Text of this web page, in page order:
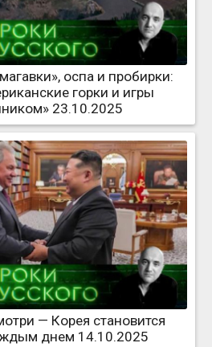
оспа и пробирки:
горки и игры
23.10.2025
— Корея становится
днем 14.10.2025